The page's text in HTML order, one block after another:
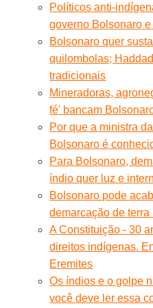
Políticos anti-
governo Bolsonaro
Bolsonaro quer
quilombolas;
tradicionais
Mineradoras,
fé' bancam
Por que a ministra
Bolsonaro é
Para Bolsonaro,
índio quer luz e
Bolsonaro pode
demarcação de terra
A Constituição - 30
direitos indígenas.
Eremites
Os índios e o golpe
você deve ler essa